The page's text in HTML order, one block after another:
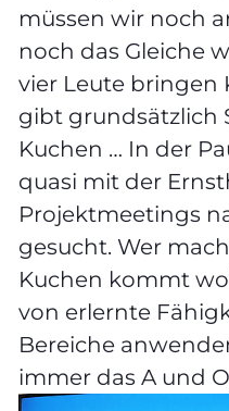
müssen wir noch
noch das Gleiche
vier Leute bringen
gibt grundsätzlich
Kuchen … In der
quasi mit der
Projektmeetings
gesucht. Wer
Kuchen kommt
von erlernte
Bereiche
immer das A und